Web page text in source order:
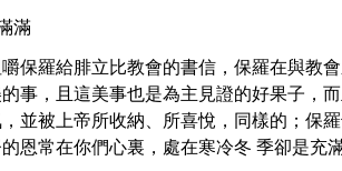
滿
保羅給腓立比教會的書信，保羅在與教
事，且這美事也是為主見證的好果子，
並被上帝所收納、所喜悅，同樣的；保
恩常在你們心裏，處在寒冷冬 季卻是充